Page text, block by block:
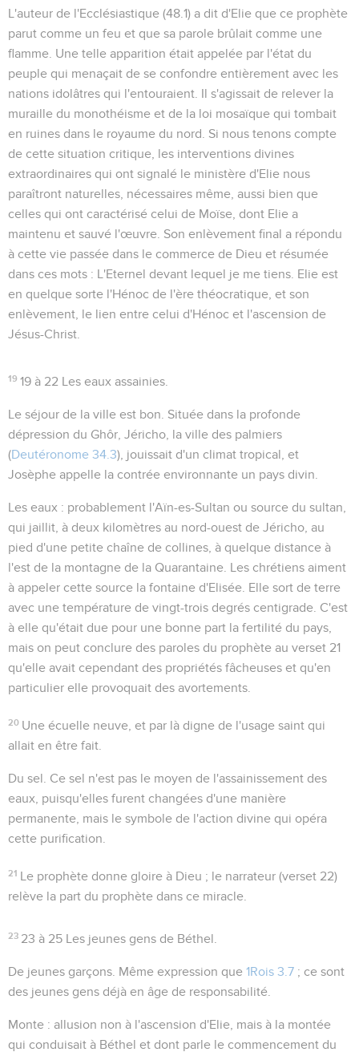
L'auteur de l'Ecclésiastique (48.1) a dit d'Elie que ce prophète
parut comme un feu et que sa parole brûlait comme une
flamme. Une telle apparition était appelée par l'état du
peuple qui menaçait de se confondre entièrement avec les
nations idolâtres qui l'entouraient. Il s'agissait de relever la
muraille du monothéisme et de la loi mosaïque qui tombait
en ruines dans le royaume du nord. Si nous tenons compte
de cette situation critique, les interventions divines
extraordinaires qui ont signalé le ministère d'Elie nous
paraîtront naturelles, nécessaires même, aussi bien que
celles qui ont caractérisé celui de Moïse, dont Elie a
maintenu et sauvé l'œuvre. Son enlèvement final a répondu
à cette vie passée dans le commerce de Dieu et résumée
dans ces mots : L'Eternel devant lequel je me tiens. Elie est
en quelque sorte l'Hénoc de l'ère théocratique, et son
enlèvement, le lien entre celui d'Hénoc et l'ascension de
Jésus-Christ.
19 19 à 22 Les eaux assainies.
Le séjour de la ville est bon . Située dans la profonde
dépression du Ghôr, Jéricho, la ville des palmiers
(Deutéronome 34.3), jouissait d'un climat tropical, et
Josèphe appelle la contrée environnante un pays divin
Les eaux : probablement l'Aïn-es-Sultan ou source du sultan,
qui jaillit, à deux kilomètres au nord-ouest de Jéricho, au
pied d'une petite chaîne de collines, à quelque distance à
l'est de la montagne de la Quarantaine. Les chrétiens aiment
à appeler cette source la fontaine d'Elisée . Elle sort de terre
avec une température de vingt-trois degrés centigrade. C'est
à elle qu'était due pour une bonne part la fertilité du pays,
mais on peut conclure des paroles du prophète au verset 21
qu'elle avait cependant des propriétés fâcheuses et qu'en
particulier elle provoquait des avortements.
20 Une écuelle neuve , et par là digne de l'usage saint qui
allait en être fait.
Du sel . Ce sel n'est pas le moyen de l'assainissement des
eaux, puisqu'elles furent changées d'une manière
permanente, mais le symbole de l'action divine qui opéra
cette purification.
21 Le prophète donne gloire à Dieu ; le narrateur (verset 22)
relève la part du prophète dans ce miracle.
23 23 à 25 Les jeunes gens de Béthel.
De jeunes garçons . Même expression que 1Rois 3.7 ; ce sont
des jeunes gens déjà en âge de responsabilité.
Monte : allusion non à l'ascension d'Elie, mais à la montée
qui conduisait à Béthel et dont parle le commencement du